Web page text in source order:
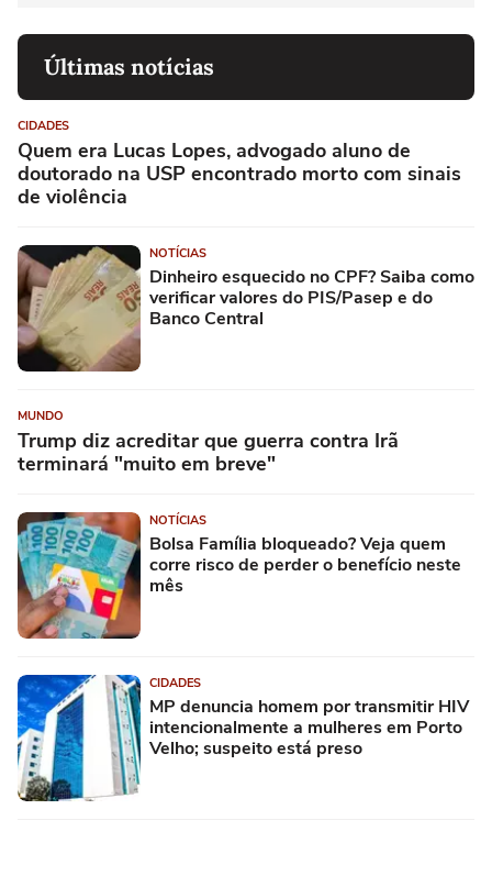
Últimas notícias
CIDADES
Quem era Lucas Lopes, advogado aluno de
doutorado na USP encontrado morto com sinais
de violência
NOTÍCIAS
Dinheiro esquecido no CPF? Saiba como
verificar valores do PIS/Pasep e do
Banco Central
MUNDO
Trump diz acreditar que guerra contra Irã
terminará "muito em breve"
NOTÍCIAS
Bolsa Família bloqueado? Veja quem
corre risco de perder o benefício neste
mês
CIDADES
MP denuncia homem por transmitir HIV
intencionalmente a mulheres em Porto
Velho; suspeito está preso